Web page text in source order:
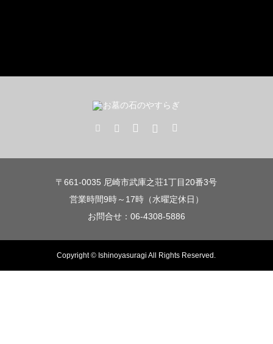
〒661-0035 尼崎市武庫之荘1丁目20番3号
営業時間9時～17時（水曜定休日）
お問合せ：06-4308-5886
Copyright © Ishinoyasuragi All Rights Reserved.